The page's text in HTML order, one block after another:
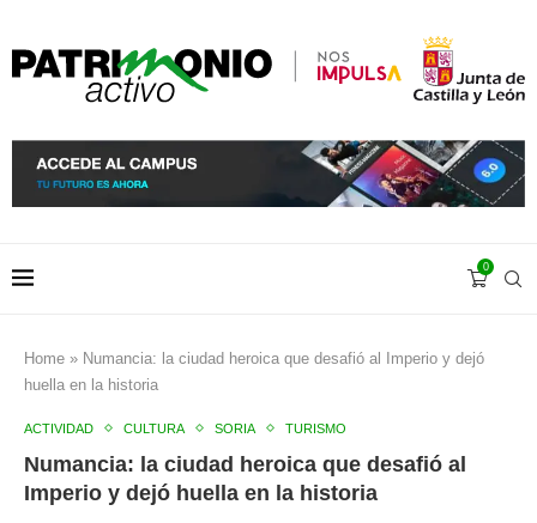
0
Home » Numancia: la ciudad heroica que desafió al Imperio y dejó
huella en la historia
ACTIVIDAD CULTURA SORIA TURISMO
Numancia: la ciudad heroica que desafió al
Imperio y dejó huella en la historia